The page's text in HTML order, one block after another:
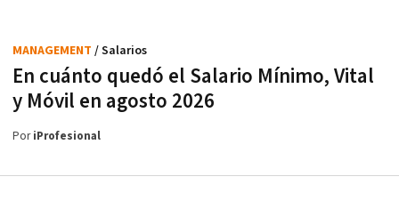
En cuánto quedó el Salario Mínimo, Vital
y Móvil en agosto 2026
MANAGEMENT / Salarios
PoriProfesional